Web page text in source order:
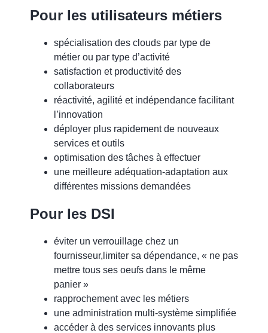
Pour les utilisateurs métiers
spécialisation des clouds par type de
métier ou par type d’activité
satisfaction et productivité des
collaborateurs
réactivité, agilité et indépendance facilitant
l’innovation
déployer plus rapidement de nouveaux
services et outils
optimisation des tâches à effectuer
une meilleure adéquation-adaptation aux
différentes missions demandées
Pour les DSI
éviter un verrouillage chez un
fournisseur, limiter sa dépendance, « ne pas
mettre tous ses oeufs dans le même
panier »
rapprochement avec les métiers
une administration multi-système simplifiée
accéder à des services innovants plus